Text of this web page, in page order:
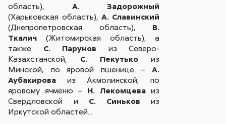
область), А. Задорожный
(Харьковская область), А. Славинский
(Днепропетровская область), В.
Ткалич (Житомирская область), а
также С. Парунов из Северо-
Казахстанской, С. Пекутькоиз
Минской, по яровой пшенице –А.
Аубакирова из Акмолинской, по
яровому ячменю – Н. Лекомцева из
Свердловской и С. Синьков из
Иркутской областей...